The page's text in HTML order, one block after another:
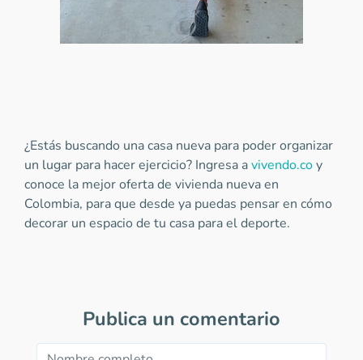
¿Estás buscando una casa nueva para poder organizar
un lugar para hacer ejercicio? Ingresa avivendo.coy
conoce la mejor oferta de vivienda nueva en
Colombia, para que desde ya puedas pensar en cómo
decorar un espacio de tu casa para el deporte.
Publica un comentario